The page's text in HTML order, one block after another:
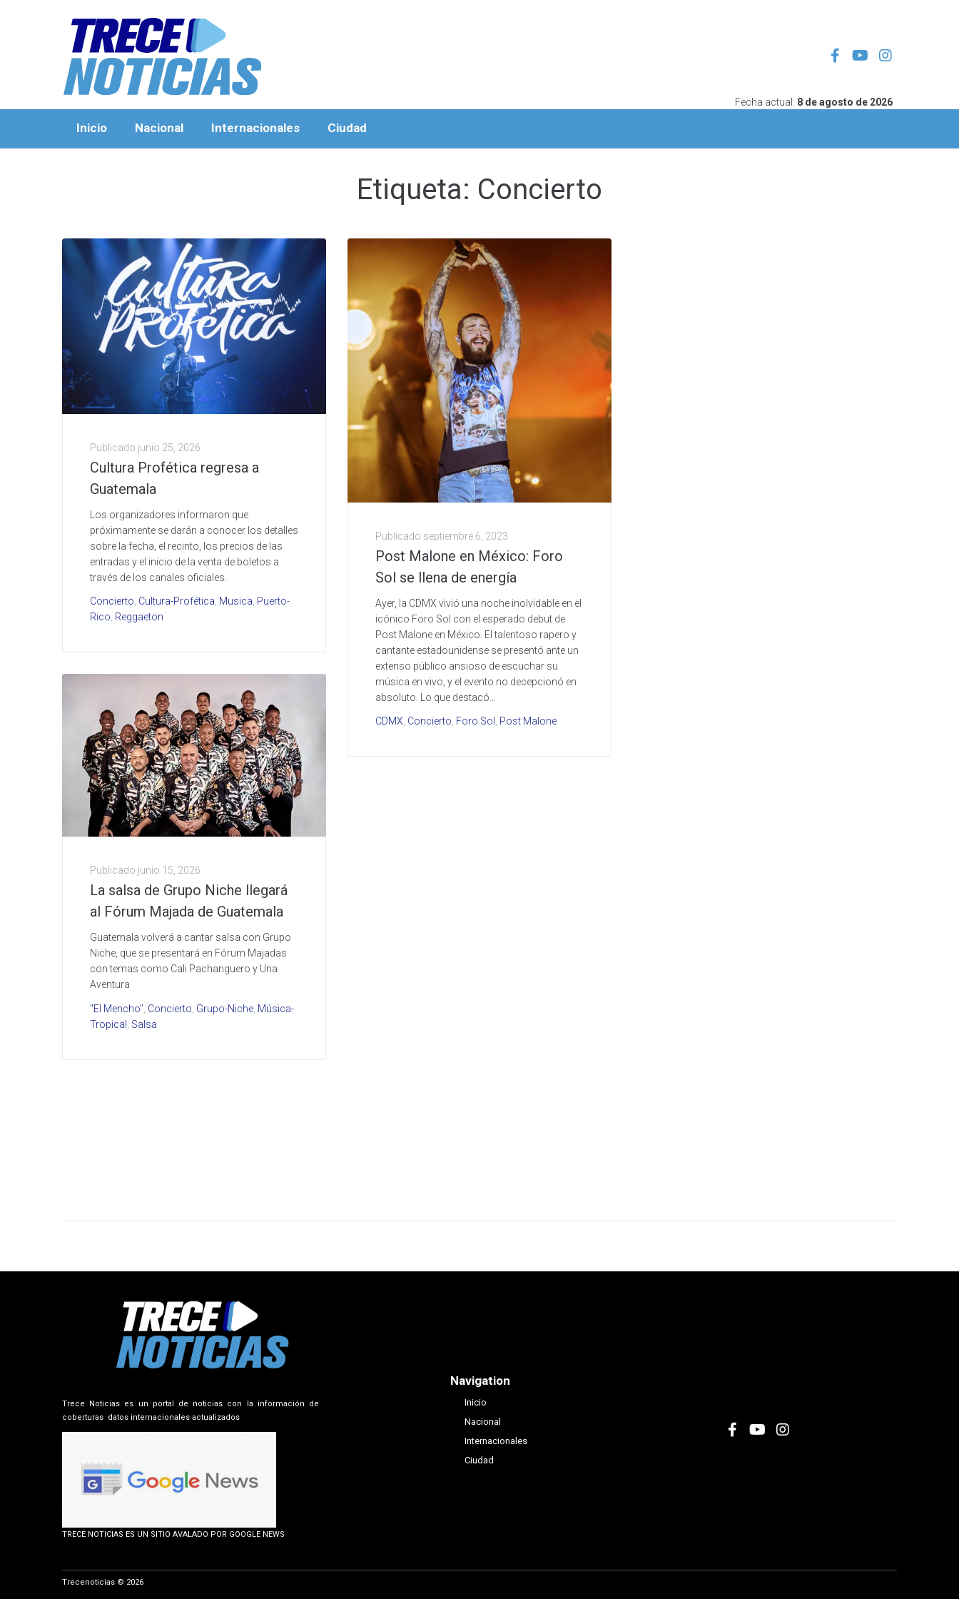
Fecha actual: 8 de agosto de 2026
Inicio Nacional Internacionales Ciudad
Etiqueta: Concierto
Publicado junio 25, 2026
Cultura Profética regresa a
Guatemala
Los organizadores informaron que
próximamente se darán a conocer los detalles
sobre la fecha, el recinto, los precios de las
entradas y el inicio de la venta de boletos a
través de los canales oficiales.
Concierto, Cultura-Profética, Musica, Puerto-
Rico, Reggaeton
Publicado junio 15, 2026
La salsa de Grupo Niche llegará
al Fórum Majada de Guatemala
Guatemala volverá a cantar salsa con Grupo
Niche, que se presentará en Fórum Majadas
con temas como Cali Pachanguero y Una
Aventura
"El Mencho" Concierto Grupo-Niche Música-
Tropical Salsa
Publicado septiembre 6, 2023
Post Malone en México: Foro
Sol se llena de energía
Ayer, la CDMX vivió una noche inolvidable en el
icónico Foro Sol con el esperado debut de
Post Malone en México. El talentoso rapero y
cantante estadounidense se presentó ante un
extenso público ansioso de escuchar su
música en vivo, y el evento no decepcionó en
absoluto. Lo que destacó...
CDMX Concierto Foro Sol Post Malone
Trece Noticias es un portal de noticias con la información de
coberturas datos internacionales actualizados
TRECE NOTICIAS ES UN SITIO AVALADO POR GOOGLE NEWS
Navigation
Inicio
Nacional
Internacionales
Ciudad
Trecenoticias © 2026